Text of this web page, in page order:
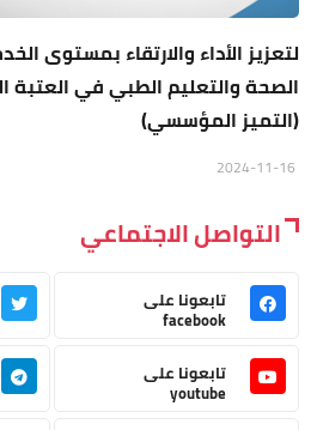
لتعزيز الأداء والارتقاء بمستوى
الصحة والتعليم الطبي في العتبة
(التميز المؤسسي)
التواصل الاجتماعي
تابعونا على
facebook
تابعونا على
youtube